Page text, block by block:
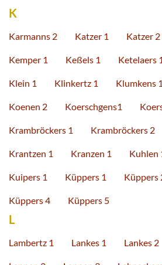
K
Karmanns 2 Katzer 1 Katzer 2
Kemper 1 Keßels 1 Ketelaers 1
Klein 1 Klinkertz 1 Klumkens 1
Koenen 2 Koerschgens1
Krambröckers 1 Krambröckers 2
Krantzen 1 Kranzen 1 Kuhlen
Kuipers 1 Küppers 1 Küppers
Küppers 4 Küppers 5
L
Lambertz 1 Lankes 1 Lankes 2